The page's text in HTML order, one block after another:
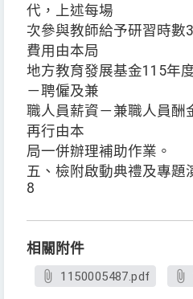
代，上述每場
次參與教師給予研習時數
費用由本局
地方教育發展基金115年
－聘僱及兼
職人員薪資－兼職人員酬
再行由本
局一併辦理補助作業。
五、檢附啟動典禮及專題
8
相關附件
1150005487.pdf